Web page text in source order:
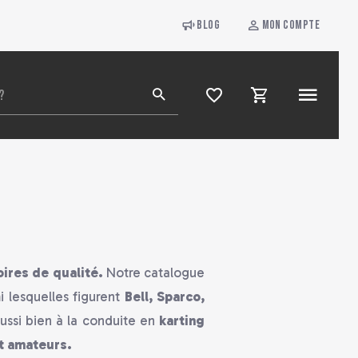
Blog Mon compte
de qualité. Notre catalogue
lesquelles figurent Bell, Sparco,
bien à la conduite en karting
amateurs.